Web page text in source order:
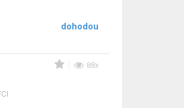
dohodou
88x